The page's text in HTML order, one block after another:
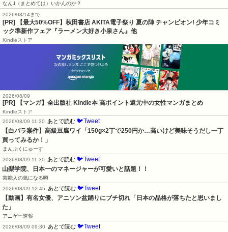
なんJ（まとめては）いかんのか？
2026/08/14まで
[PR] 【最大50%OFF】秋田書店 AKITA電子祭り 夏の陣 チャンピオン! 少年コミ
ック準新作フェア『ラーメン大好き小泉さん』他
Kindleストア
2026/08/09
[PR] 【マンガ】全出版社 Kindle本 高ポイント還元中の女性マンガまとめ
Kindleストア
2026/08/09 11:30
あとで読む 🐦Tweet
【白バラ案件】高級豆腐ワイ「150g×2丁で250円か…高いけど美味そうだし一丁
買ってみるか！」
まんぷくにゅーす
2026/08/09 11:30
あとで読む 🐦Tweet
山梨学院、日本一のマネージャーが可愛いと話題！！
芸能人の気になる噂
2026/08/09 12:45
あとで読む 🐦Tweet
【動画】有名女優、アニソン盆踊りにブチ切れ「日本の品格が落ちたと思いまし
た」
アニゲー速報
2026/08/09 09:30
あとで読む 🐦Tweet